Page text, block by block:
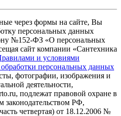
через формы на сайте, Вы
персональных данных
№152-ФЗ «О персональных
сайт компании «Cантехника
и условиями
персональных данных
фотографии, изображения и
деятельности,
подлежат правовой охране в
законодательством РФ,
четвертая) от 18.12.2006 №